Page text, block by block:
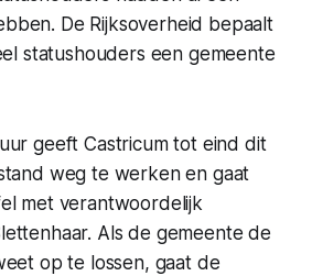
De Rijksoverheid bepaalt
statushouders een gemeente
geeft Castricum tot eind dit
weg te werken en gaat
met verantwoordelijk
Als de gemeente de
op te lossen, gaat de